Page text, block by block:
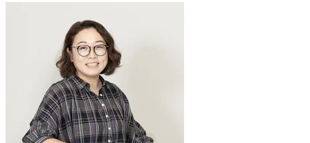
経営の意思決定を擬似体験。利益と社会的信頼のバランスを
学び、持続可能な企業経営を楽しみながら体得できる内容で